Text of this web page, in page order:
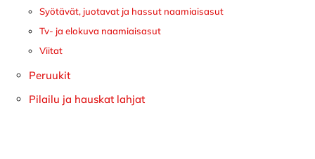
Syötävät, juotavat ja hassut naamiaisasut
Tv- ja elokuva naamiaisasut
Viitat
Peruukit
Pilailu ja hauskat lahjat